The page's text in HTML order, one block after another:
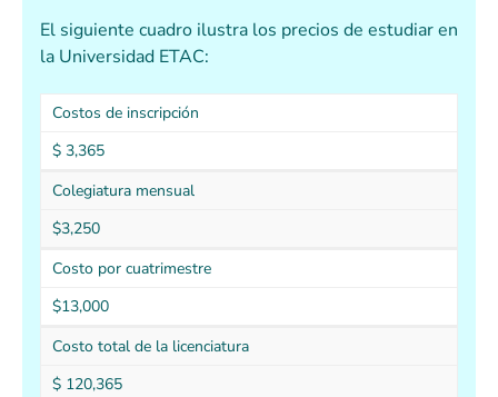
El siguiente cuadro ilustra los precios de estudiar en
la Universidad ETAC:
Costos de inscripción
$ 3,365
Colegiatura mensual
$3,250
Costo por cuatrimestre
$13,000
Costo total de la licenciatura
$ 120,365